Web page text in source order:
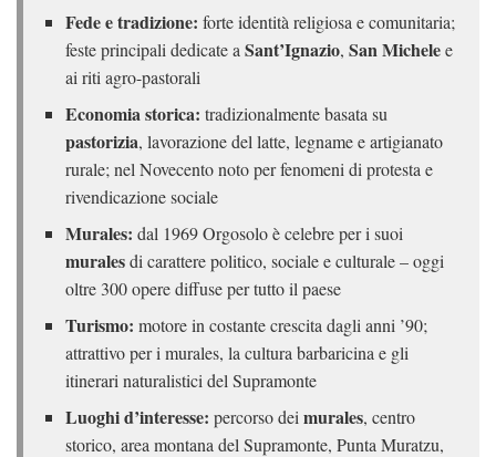
Fede e tradizione: forte identità religiosa e comunitaria;
feste principali dedicate a Sant’Ignazio, San Michelee
ai riti agro-pastorali
Economia storica: tradizionalmente basata su
pastorizia, lavorazione del latte, legname e artigianato
rurale; nel Novecento noto per fenomeni di protesta e
rivendicazione sociale
Murales: dal 1969 Orgosolo è celebre per i suoi
muralesdi carattere politico, sociale e culturale – oggi
oltre 300 opere diffuse per tutto il paese
Turismo: motore in costante crescita dagli anni ’90;
attrattivo per i murales, la cultura barbaricina e gli
itinerari naturalistici del Supramonte
Luoghi d’interesse: percorso dei murales, centro
storico, area montana del Supramonte, Punta Muratzu,